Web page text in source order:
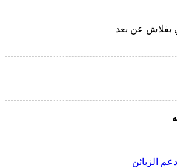
بفلاش عن بعد
الزبائن